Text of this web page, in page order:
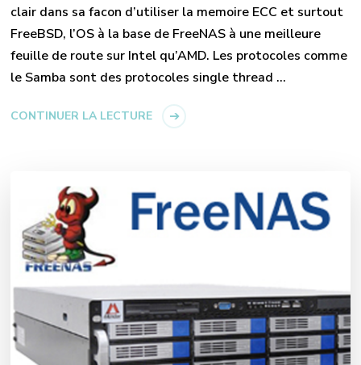
clair dans sa facon d’utiliser la memoire ECC et surtout
FreeBSD, l’OS à la base de FreeNAS à une meilleure
feuille de route sur Intel qu’AMD. Les protocoles comme
le Samba sont des protocoles single thread …
CONTINUER LA LECTURE